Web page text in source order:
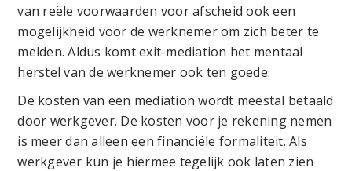
van reële voorwaarden voor afscheid ook een
mogelijkheid voor de werknemer om zich beter te
melden. Aldus komt exit-mediation het mentaal
herstel van de werknemer ook ten goede.
De kosten van een mediation wordt meestal betaald
door werkgever. De kosten voor je rekening nemen
is meer dan alleen een financiële formaliteit. Als
werkgever kun je hiermee tegelijk ook laten zien